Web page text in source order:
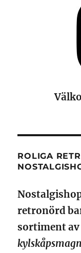
ROLIGA
retronörd
sortiment